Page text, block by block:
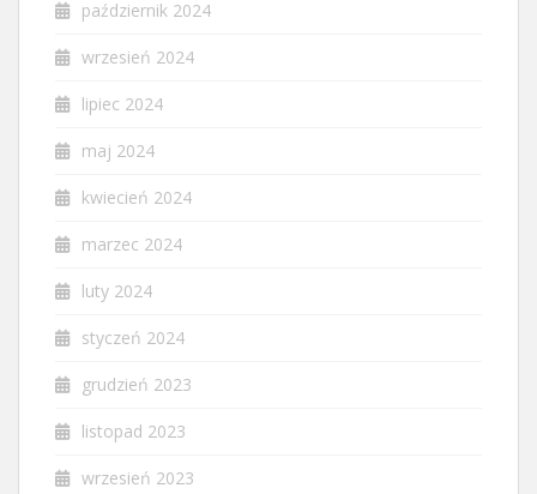
październik 2024
wrzesień 2024
lipiec 2024
maj 2024
kwiecień 2024
marzec 2024
luty 2024
styczeń 2024
grudzień 2023
listopad 2023
wrzesień 2023